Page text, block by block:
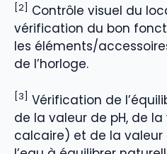
[2]
Contrôle visuel du
vérification du bon
les éléments/
de l’horloge.
[3]
Vérification de
de la valeur de pH, de
calcaire) et de la